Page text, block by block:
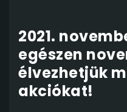
2021.
egészen
élvezhetjük
akciókat!